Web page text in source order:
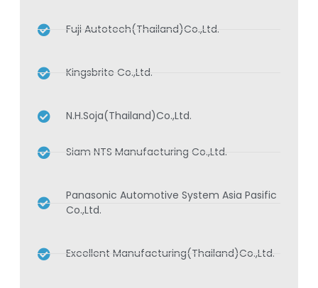
Fuji Autotech(Thailand)Co.,Ltd.
Kingsbrite Co.,Ltd.
N.H.Soja(Thailand)Co.,Ltd.
Siam NTS Manufacturing Co.,Ltd.
Panasonic Automotive System Asia Pasific
Co.,Ltd.
Excellent Manufacturing(Thailand)Co.,Ltd.